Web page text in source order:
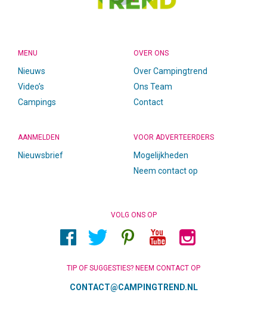
MENU
Nieuws
Video’s
Campings
OVER ONS
Over Campingtrend
Ons Team
Contact
AANMELDEN
Nieuwsbrief
VOOR ADVERTEERDERS
Mogelijkheden
Neem contact op
VOLG ONS OP
TIP OF SUGGESTIES? NEEM CONTACT OP
CONTACT@CAMPINGTREND.NL